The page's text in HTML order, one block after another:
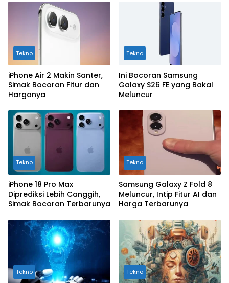
Tekno
iPhone Air 2 Makin Santer,
Simak Bocoran Fitur dan
Harganya
Tekno
Ini Bocoran Samsung
Galaxy S26 FE yang Bakal
Meluncur
Tekno
iPhone 18 Pro Max
Diprediksi Lebih Canggih,
Simak Bocoran Terbarunya
Tekno
Samsung Galaxy Z Fold 8
Meluncur, Intip Fitur AI dan
Harga Terbarunya
Tekno Tekno